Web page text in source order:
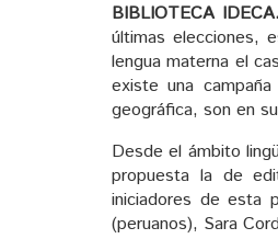
BIBLIOTECA
últimas elecciones,
lengua materna el
existe una
geográfica, son en
Desde el ámbito
propuesta la de
iniciadores de esta
(peruanos), Sara